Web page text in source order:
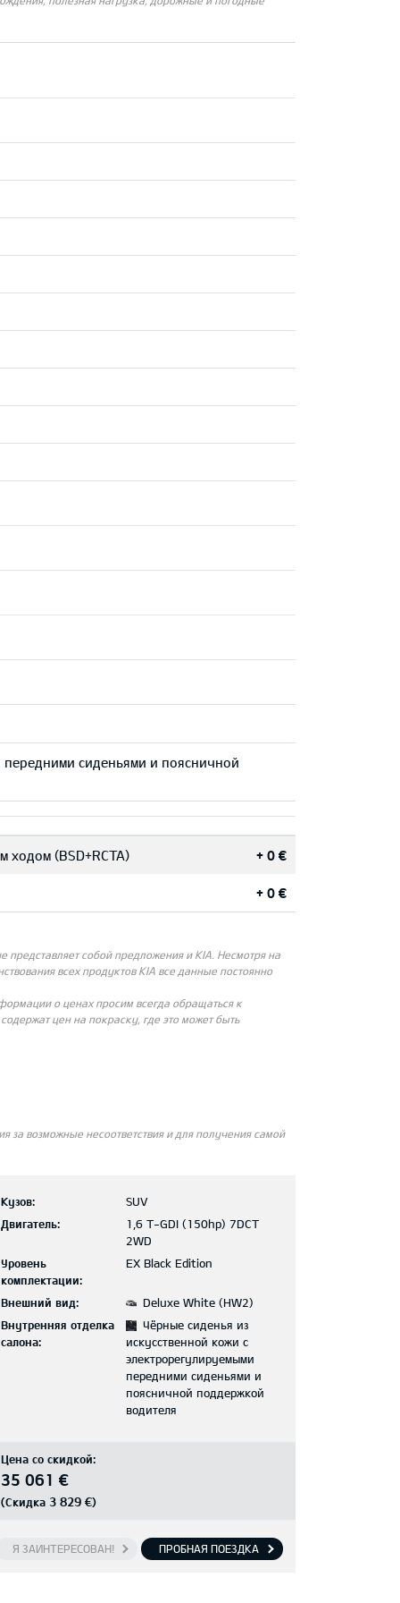
сиденьями и поясничной
ходом (BSD+RCTA) + 0 €
+ 0 €
собой предложения и KIA. Несмотря на
всех продуктов KIA все данные постоянно
о ценах просим всегда обращаться к
цен на покраску, где это может быть
возможные несоответствия и для получения самой
Кузов:
SUV
Двигатель:
1,6 T-GDI (150hp) 7DCT
2WD
Уровень
комплектации:
EX Black Edition
Внешний вид:
Deluxe White (HW2)
Внутренняя отделка
салона:
Чёрные сиденья из
искусственной кожи с
электрорегулируемыми
передними сиденьями и
поясничной поддержкой
водителя
Цена со скидкой:
35 061 €
(Скидка 3 829 €)
Я ЗАИНТЕРЕСОВАН! ПРОБНАЯ ПОЕЗДКА